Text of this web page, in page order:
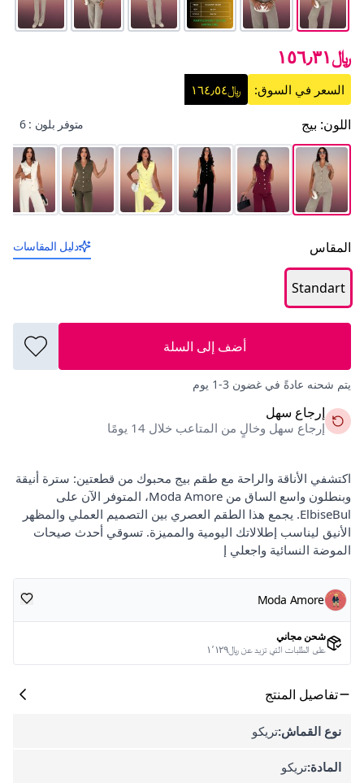
﷼١٥٦٫٣١
السعر في السوق: ﷼١٦٤٫٥٤
اللون: بيج متوفر بلون : 6
المقاس دليل المقاسات
Standart
أضف إلى السلة
يتم شحنه عادةً في غضون 3-1 يوم
إرجاع سهل
إرجاع سهل وخالٍ من المتاعب خلال 14 يومًا
اكتشفي الأناقة والراحة مع طقم بيج محبوك من قطعتين: سترة أنيقة
وبنطلون واسع الساق من Moda Amore، المتوفر الآن على
ElbiseBul. يجمع هذا الطقم العصري بين التصميم العملي والمظهر
الأنيق ليناسب إطلالاتك اليومية والمميزة. تسوقي أحدث صيحات
الموضة النسائية واجعلي إ
Moda Amore
شحن مجاني
على الطلبات التي تزيد عن ﷼١٬١٢٩
تفاصيل المنتج
نوع القماش:تريكو
المادة:تريكو